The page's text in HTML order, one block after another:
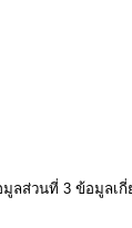
ลส่วนที่ 3 ข้อมูลเกี่